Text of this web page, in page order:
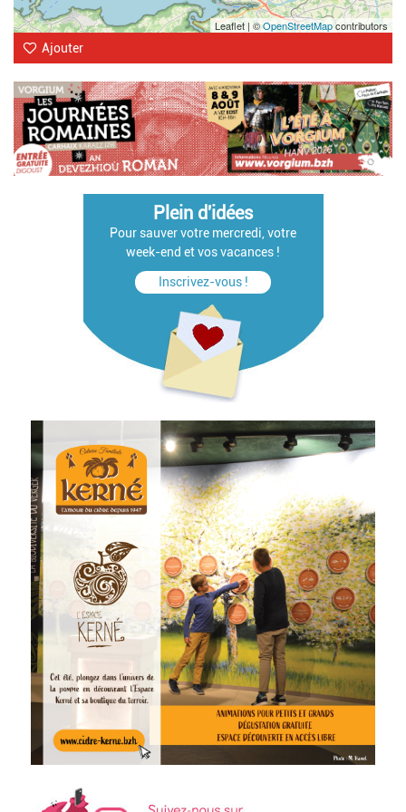
Leaflet | ©OpenStreetMapcontributors
Ajouter
Plein d'idées
Pour sauver votre mercredi, votre
week-end et vos vacances !
Inscrivez-vous !